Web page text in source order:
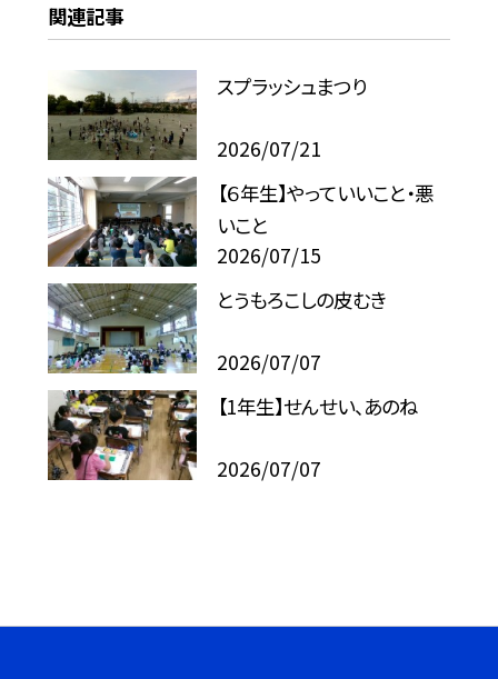
関連記事
スプラッシュまつり
2026/07/21
【６年生】やっていいこと・悪
いこと
2026/07/15
とうもろこしの皮むき
2026/07/07
【1年生】せんせい、あのね
2026/07/07